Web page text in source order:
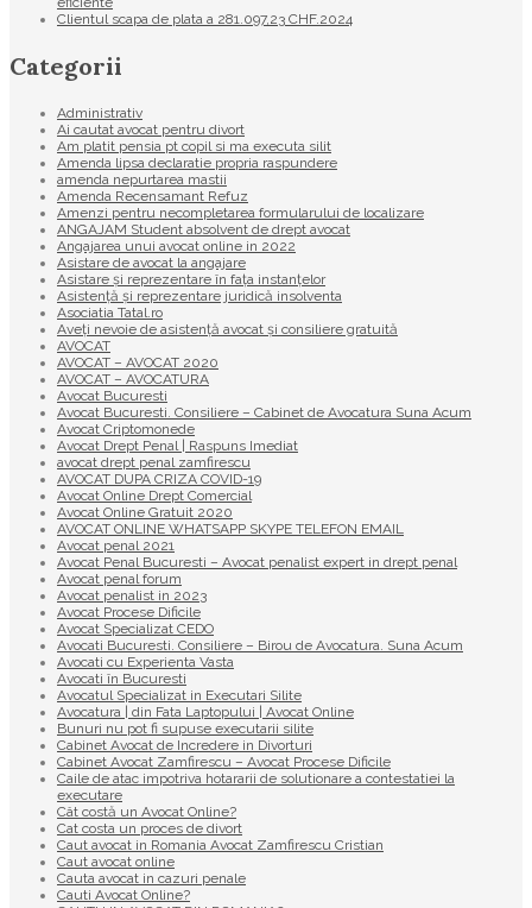
Clientul scapa de plata a 281.097,23 CHF.2024
Categorii
Administrativ
Ai cautat avocat pentru divort
Am platit pensia pt copil si ma executa silit
Amenda lipsa declaratie propria raspundere
amenda nepurtarea mastii
Amenda Recensamant Refuz
Amenzi pentru necompletarea formularului de localizare
ANGAJAM Student absolvent de drept avocat
Angajarea unui avocat online in 2022
Asistare de avocat la angajare
Asistare și reprezentare în fața instanțelor
Asistență și reprezentare juridică insolventa
Asociatia Tatal.ro
Aveţi nevoie de asistenţă avocat şi consiliere gratuită
AVOCAT
AVOCAT – AVOCAT 2020
AVOCAT – AVOCATURA
Avocat Bucuresti
Avocat Bucuresti. Consiliere – Cabinet de Avocatura Suna Acum
Avocat Criptomonede
Avocat Drept Penal | Raspuns Imediat
avocat drept penal zamfirescu
AVOCAT DUPA CRIZA COVID-19
Avocat Online Drept Comercial
Avocat Online Gratuit 2020
AVOCAT ONLINE WHATSAPP SKYPE TELEFON EMAIL
Avocat penal 2021
Avocat Penal Bucuresti – Avocat penalist expert in drept penal
Avocat penal forum
Avocat penalist in 2023
Avocat Procese Dificile
Avocat Specializat CEDO
Avocati Bucuresti. Consiliere – Birou de Avocatura. Suna Acum
Avocati cu Experienta Vasta
Avocati în Bucuresti
Avocatul Specializat in Executari Silite
Avocatura | din Fata Laptopului | Avocat Online
Bunuri nu pot fi supuse executarii silite
Cabinet Avocat de Incredere in Divorturi
Cabinet Avocat Zamfirescu – Avocat Procese Dificile
Caile de atac impotriva hotararii de solutionare a contestatiei la
executare
Cât costă un Avocat Online?
Cat costa un proces de divort
Caut avocat in Romania Avocat Zamfirescu Cristian
Caut avocat online
Cauta avocat in cazuri penale
Cauti Avocat Online?